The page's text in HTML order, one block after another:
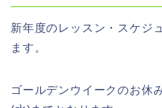
新年度のレッスン・スケジ
ます。
ゴールデンウイークのお休